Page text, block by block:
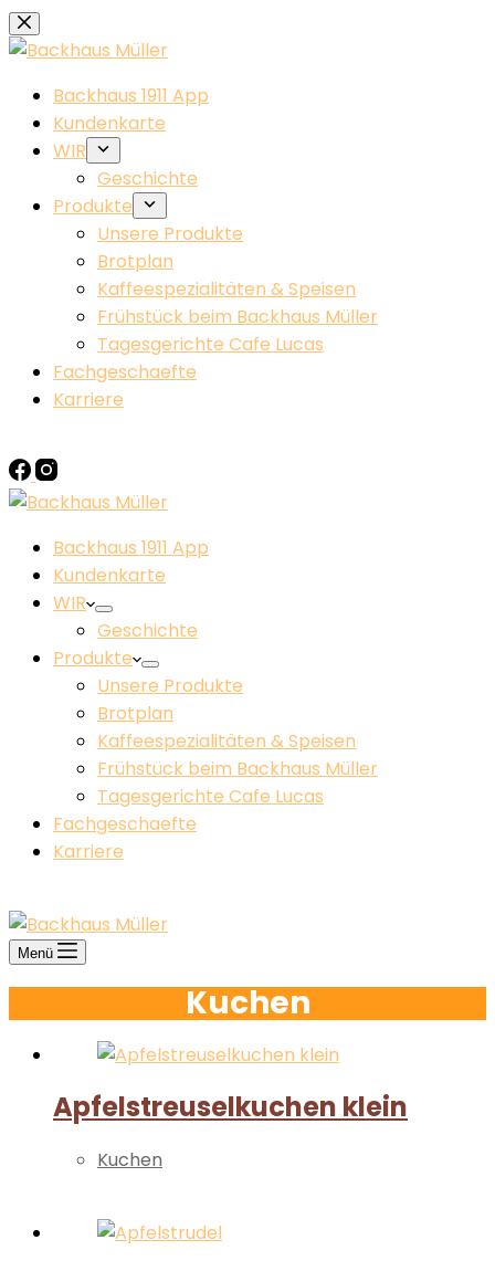
Zum
Inhalt
Backhaus 1911 App
Kundenkarte
WIR
Geschichte
Produkte
Unsere Produkte
Brotplan
Kaffeespezialitäten & Speisen
Frühstück beim Backhaus Müller​
Tagesgerichte Cafe Lucas
Fachgeschaefte
Karriere
Backhaus 1911 App
Kundenkarte
WIR
Geschichte
Produkte
Unsere Produkte
Brotplan
Kaffeespezialitäten & Speisen
Frühstück beim Backhaus Müller​
Tagesgerichte Cafe Lucas
Fachgeschaefte
Karriere
Menü
Kuchen
Apfelstreuselkuchen klein
Kuchen